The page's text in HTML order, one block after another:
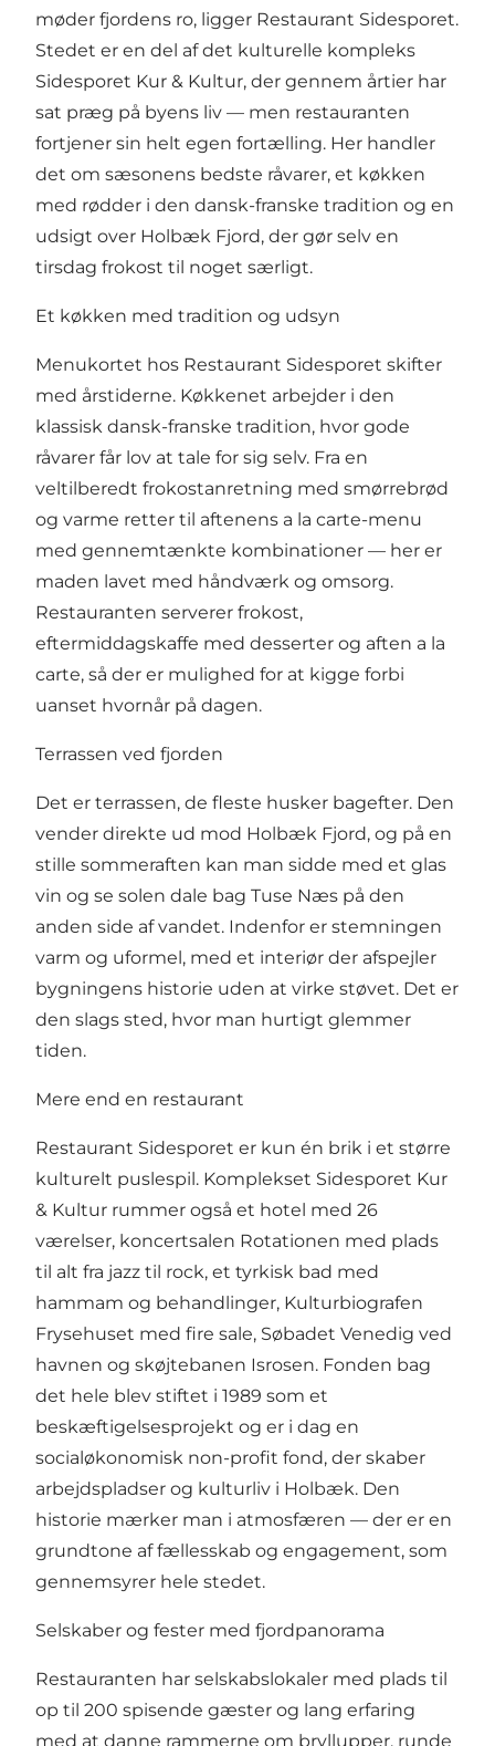
møder fjordens ro, ligger Restaurant Sidesporet.
Stedet er en del af det kulturelle kompleks
Sidesporet Kur & Kultur, der gennem årtier har
sat præg på byens liv — men restauranten
fortjener sin helt egen fortælling. Her handler
det om sæsonens bedste råvarer, et køkken
med rødder i den dansk-franske tradition og en
udsigt over Holbæk Fjord, der gør selv en
tirsdag frokost til noget særligt.
Et køkken med tradition og udsyn
Menukortet hos Restaurant Sidesporet skifter
med årstiderne. Køkkenet arbejder i den
klassisk dansk-franske tradition, hvor gode
råvarer får lov at tale for sig selv. Fra en
veltilberedt frokostanretning med smørrebrød
og varme retter til aftenens a la carte-menu
med gennemtænkte kombinationer — her er
maden lavet med håndværk og omsorg.
Restauranten serverer frokost,
eftermiddagskaffe med desserter og aften a la
carte, så der er mulighed for at kigge forbi
uanset hvornår på dagen.
Terrassen ved fjorden
Det er terrassen, de fleste husker bagefter. Den
vender direkte ud mod Holbæk Fjord, og på en
stille sommeraften kan man sidde med et glas
vin og se solen dale bag Tuse Næs på den
anden side af vandet. Indenfor er stemningen
varm og uformel, med et interiør der afspejler
bygningens historie uden at virke støvet. Det er
den slags sted, hvor man hurtigt glemmer
tiden.
Mere end en restaurant
Restaurant Sidesporet er kun én brik i et større
kulturelt puslespil. Komplekset Sidesporet Kur
& Kultur rummer også et hotel med 26
værelser, koncertsalen Rotationen med plads
til alt fra jazz til rock, et tyrkisk bad med
hammam og behandlinger, Kulturbiografen
Frysehuset med fire sale, Søbadet Venedig ved
havnen og skøjtebanen Isrosen. Fonden bag
det hele blev stiftet i 1989 som et
beskæftigelsesprojekt og er i dag en
socialøkonomisk non-profit fond, der skaber
arbejdspladser og kulturliv i Holbæk. Den
historie mærker man i atmosfæren — der er en
grundtone af fællesskab og engagement, som
gennemsyrer hele stedet.
Selskaber og fester med fjordpanorama
Restauranten har selskabslokaler med plads til
op til 200 spisende gæster og lang erfaring
med at danne rammerne om bryllupper, runde